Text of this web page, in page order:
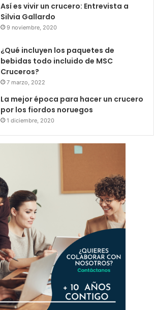
Así es vivir un crucero: Entrevista a
Silvia Gallardo
9 noviembre, 2020
¿Qué incluyen los paquetes de
bebidas todo incluido de MSC
Cruceros?
7 marzo, 2022
La mejor época para hacer un crucero
por los fiordos noruegos
1 diciembre, 2020